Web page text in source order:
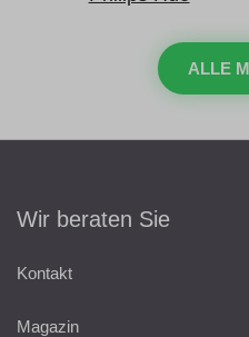
ALLE
Wir beraten Sie
Kontakt
Magazin